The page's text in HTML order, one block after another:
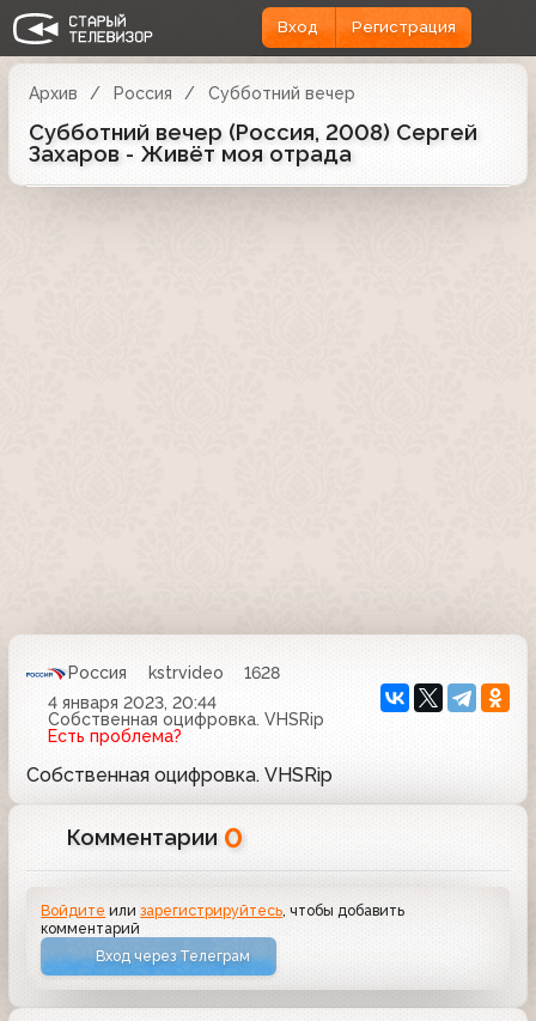
Вход Регистрация
Архив Россия Субботний вечер
Субботний вечер (Россия, 2008) Сергей
Захаров - Живёт моя отрада
Россия kstrvideo
1628
4 января 2023, 20:44
Собственная оцифровка. VHSRip
Есть проблема?
Собственная оцифровка. VHSRip
Комментарии 0
Войдите илизарегистрируйтесь , чтобы добавить
комментарий
Вход через Телеграм